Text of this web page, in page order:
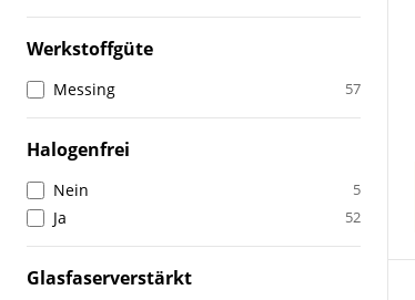
Werkstoffgüte
Messing 57
Halogenfrei
Nein 5
Ja 52
Glasfaserverstärkt